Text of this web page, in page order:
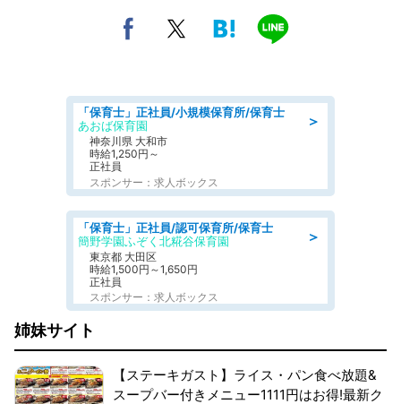
＞
「保育士」正社員/小規模保育所/保育士
あおば保育園
神奈川県 大和市
時給1,250円～
正社員
スポンサー：求人ボックス
＞
「保育士」正社員/認可保育所/保育士
簡野学園ふぞく北糀谷保育園
東京都 大田区
時給1,500円～1,650円
正社員
スポンサー：求人ボックス
姉妹サイト
【ステーキガスト】ライス・パン食べ放題&
スープバー付きメニュー1111円はお得!最新ク